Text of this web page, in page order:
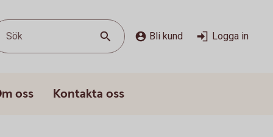
Sök Bli kund Logga in
oss Kontakta oss